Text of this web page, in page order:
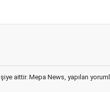
aittir. Mepa News, yapılan